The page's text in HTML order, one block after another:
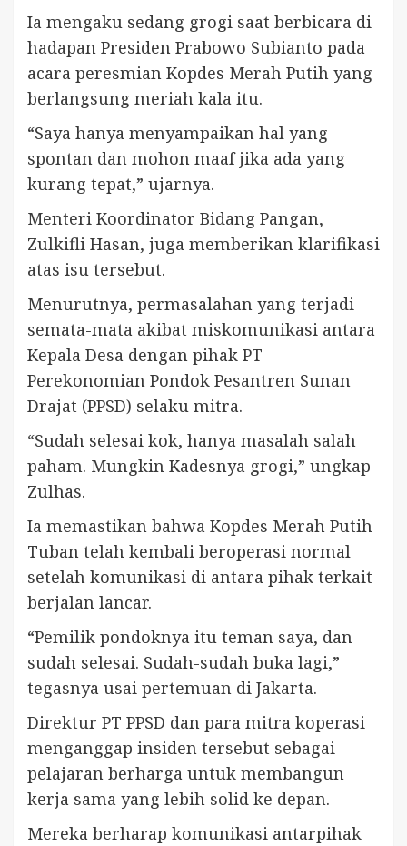
Ia mengaku sedang grogi saat berbicara di
hadapan Presiden Prabowo Subianto pada
acara peresmian Kopdes Merah Putih yang
berlangsung meriah kala itu.
“Saya hanya menyampaikan hal yang
spontan dan mohon maaf jika ada yang
kurang tepat,” ujarnya.
Menteri Koordinator Bidang Pangan,
Zulkifli Hasan, juga memberikan klarifikasi
atas isu tersebut.
Menurutnya, permasalahan yang terjadi
semata-mata akibat miskomunikasi antara
Kepala Desa dengan pihak PT
Perekonomian Pondok Pesantren Sunan
Drajat (PPSD) selaku mitra.
“Sudah selesai kok, hanya masalah salah
paham. Mungkin Kadesnya grogi,” ungkap
Zulhas.
Ia memastikan bahwa Kopdes Merah Putih
Tuban telah kembali beroperasi normal
setelah komunikasi di antara pihak terkait
berjalan lancar.
“Pemilik pondoknya itu teman saya, dan
sudah selesai. Sudah-sudah buka lagi,”
tegasnya usai pertemuan di Jakarta.
Direktur PT PPSD dan para mitra koperasi
menganggap insiden tersebut sebagai
pelajaran berharga untuk membangun
kerja sama yang lebih solid ke depan.
Mereka berharap komunikasi antarpihak